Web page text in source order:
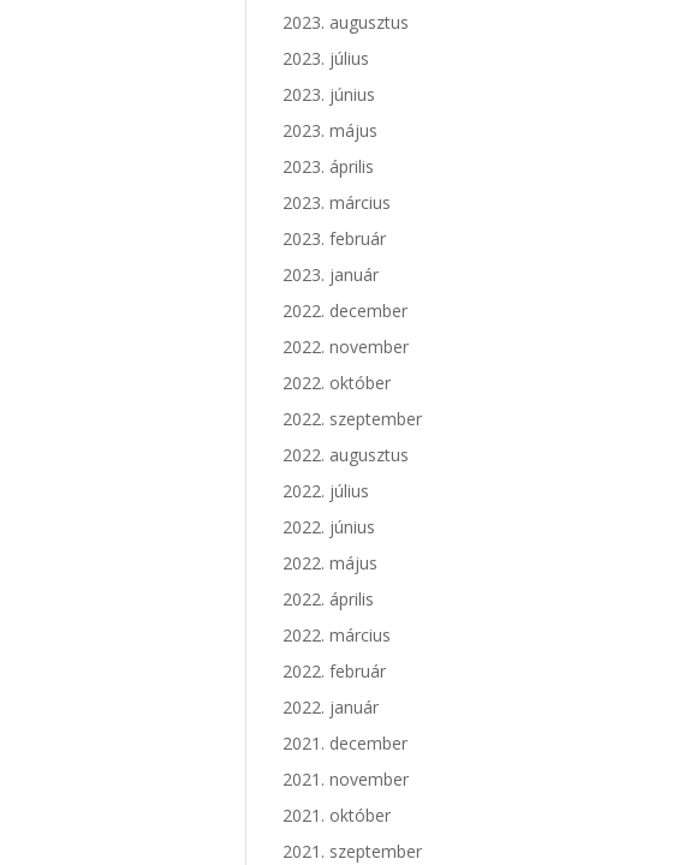
2023. augusztus
2023. július
2023. június
2023. május
2023. április
2023. március
2023. február
2023. január
2022. december
2022. november
2022. október
2022. szeptember
2022. augusztus
2022. július
2022. június
2022. május
2022. április
2022. március
2022. február
2022. január
2021. december
2021. november
2021. október
2021. szeptember